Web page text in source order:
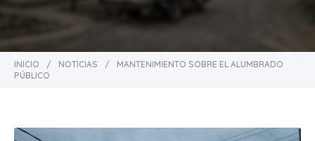
INICIO / NOTICIAS /
MANTENIMIENTO SOBRE EL ALUMBRADO
PÚBLICO